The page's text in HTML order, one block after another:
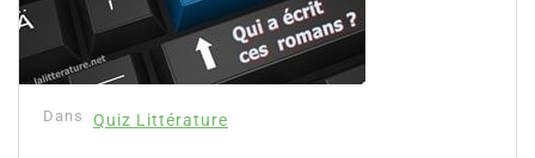
Dans Quiz Littérature